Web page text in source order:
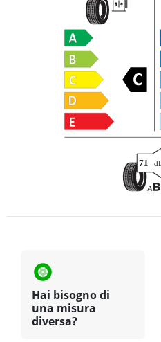
Hai bisogno di
una misura
diversa?